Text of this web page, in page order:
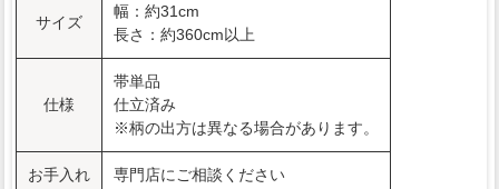
サイズ
幅：約31cm
長さ：約360cm以上
仕様
帯単品
仕立済み
※柄の出方は異なる場合があります。
お手入れ 専門店にご相談ください